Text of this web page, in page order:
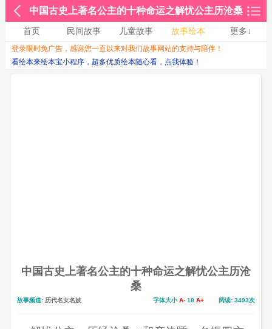
中国古史上著名公主的十种命运之解忧公主历沧桑
首页 民间故事 儿童故事 故事绘本
更多↓
收起↑
登录限时免广告，感谢您一直以来对我们故事网站的支持与陪伴！
看绘本来绘本宝小程序，超多优质绘本随心看，点我体验！
中国古史上著名公主的十种命运之解忧公主历沧
桑
故事频道: 历代名女名妓 字体大小A- 18 A+ 阅读: 3493次